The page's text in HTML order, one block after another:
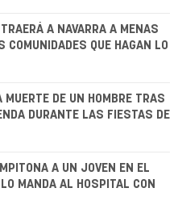
A NAVARRA A MENAS
COMUNIDADES QUE HAGAN LO
MUERTE DE UN HOMBRE TRAS
DURANTE LAS FIESTAS DE
A UN JOVEN EN EL
MANDA AL HOSPITAL CON